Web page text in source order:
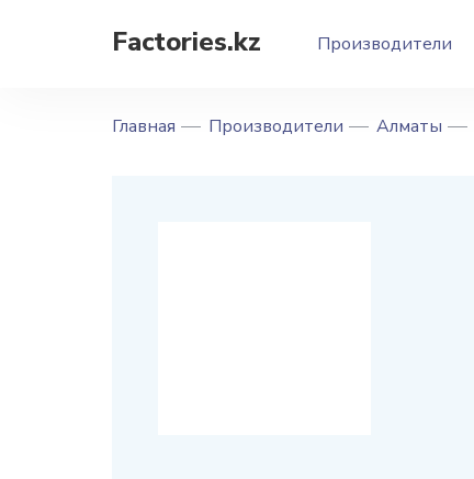
Factories.kz Производители
Главная Производители Алматы